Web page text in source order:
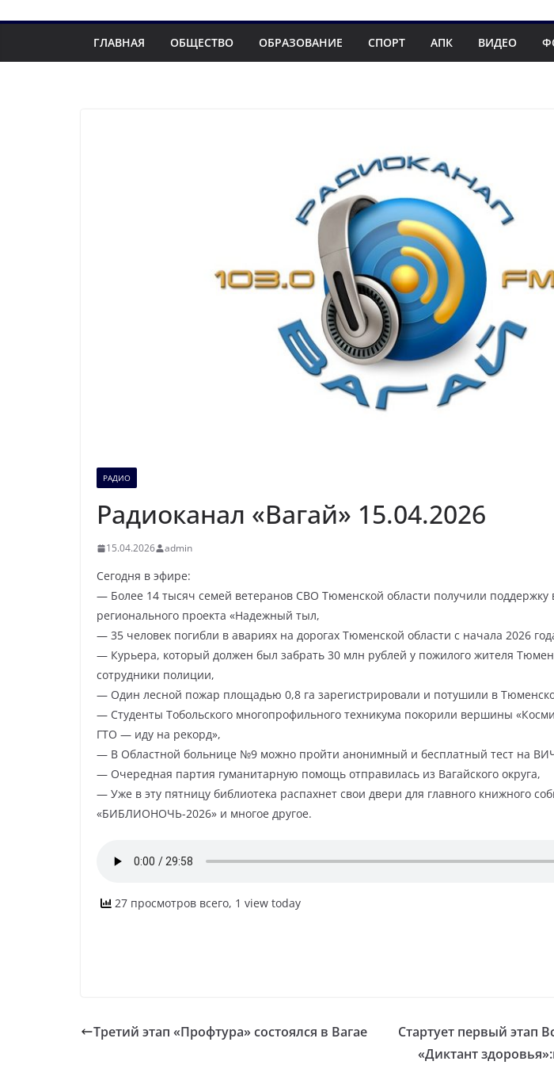
ГЛАВНАЯ ОБЩЕСТВО ОБРАЗОВАНИЕ СПОРТ АПК ВИДЕО
РАДИО
Радиоканал «Вагай» 15.04.2026
15.04.2026 admin
Сегодня в эфире:
— Более 14 тысяч семей ветеранов СВО Тюменской области получили поддержку
регионального проекта «Надежный тыл,
— 35 человек погибли в авариях на дорогах Тюменской области с начала 2026
— Курьера, который должен был забрать 30 млн рублей у пожилого жителя
сотрудники полиции,
— Один лесной пожар площадью 0,8 га зарегистрировали и потушили в
— Студенты Тобольского многопрофильного техникума покорили вершины
ГТО — иду на рекорд»,
— В Областной больнице №9 можно пройти анонимный и бесплатный тест на
— Очередная партия гуманитарную помощь отправилась из Вагайского округа,
— Уже в эту пятницу библиотека распахнет свои двери для главного книжного
«БИБЛИОНОЧЬ-2026» и многое другое.
27 просмотров всего, 1 view today
Третий этап «Профтура» состоялся в Вагае
Стартует первый этап
«Диктант